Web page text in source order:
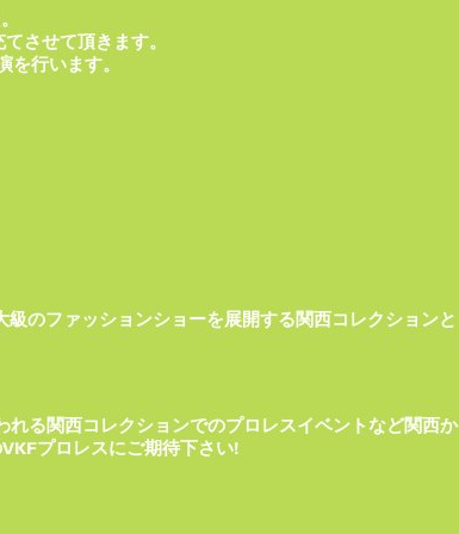
させて頂きます。
行います。
のファッションショーを展開する関西コレクションと
る関西コレクションでのプロレスイベントなど関西か
プロレスにご期待下さい!